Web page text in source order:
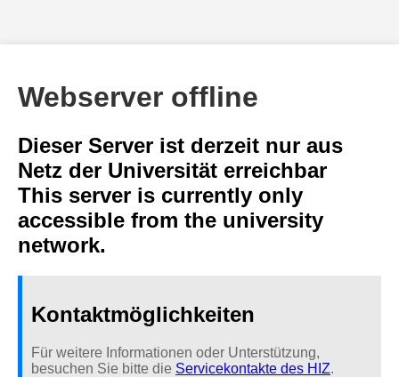
Webserver offline
Dieser Server ist derzeit nur aus
Netz der Universität erreichbar
This server is currently only
accessible from the university
network.
Kontaktmöglichkeiten
Für weitere Informationen oder Unterstützung,
besuchen Sie bitte die Servicekontakte des HIZ.